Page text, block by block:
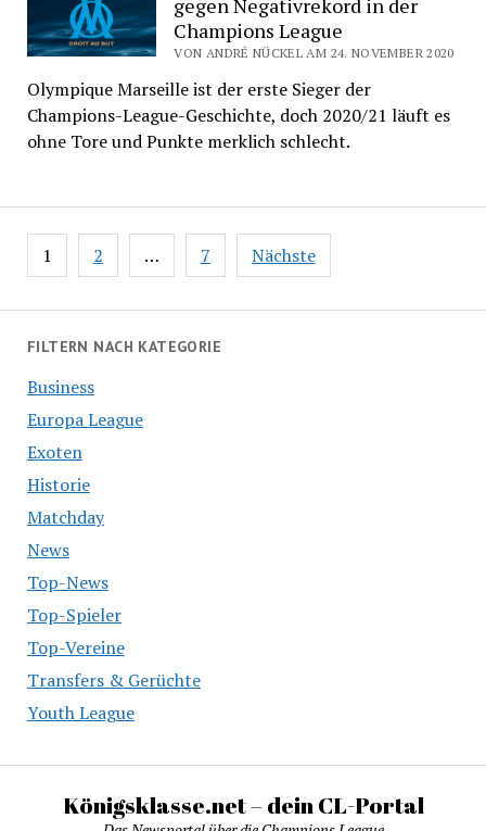
Champions League
VON ANDRÉ NÜCKEL AM 24. NOVEMBER 2020
Olympique Marseille ist der erste Sieger der
Champions-League-Geschichte, doch 2020/21 läuft es
ohne Tore und Punkte merklich schlecht.
Seitennummerierung
der
1 2 … 7 Nächste
FILTERN NACH KATEGORIE
Business
Europa League
Exoten
Historie
Matchday
News
Top-News
Top-Spieler
Top-Vereine
Transfers & Gerüchte
Youth League
Königsklasse.net – dein CL-Portal